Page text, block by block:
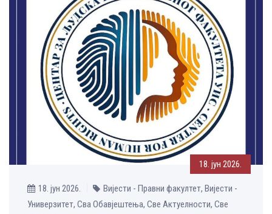
18. јун 2026.
18. јун 2026.
Вијести - Правни факултет, Вијести -
Универзитет, Сва Обавјештења, Све Aктуелности, Све